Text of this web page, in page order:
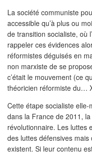
La société communiste
accessible qu’à plus ou
de transition socialiste, où
rappeler ces évidences
réformistes déguisés en
non marxiste de se
c’était le mouvement (ce
théoricien réformiste du…
Cette étape socialiste
dans la France de 2011, la
révolutionnaire. Les luttes
des luttes défensives
existent. Si leur contenu